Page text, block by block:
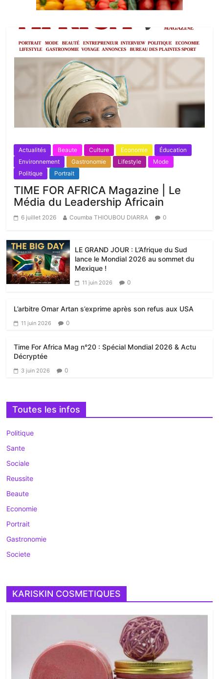
Actualités Beaute Culture Economie
Éducation
Environnement
Gastronomie Lifestyle
Mode
Politique
Portrait
TIME FOR AFRICA Magazine | Le
Média du Leadership Africain
6 juillet 2026 Coumba THIOUBOU DIARRA 0
LE GRAND JOUR : L’Afrique du Sud
lance le Mondial 2026 au sommet du
Mexique !
11 juin 2026 0
L’arbitre Omar Artan s’exprime après son refus aux USA
11 juin 2026 0
Time For Africa Mag n°20 : Spécial Mondial 2026 & Actu
Décryptée
3 juin 2026 0
Toutes les infos
Politique
Sante
Sociale
Reussite
Beaute
Economie
Portrait
Gastronomie
Societe
KARISKIN COSMETIQUES